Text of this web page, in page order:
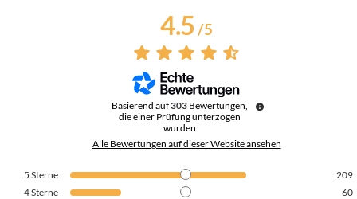
4.5/5
Basierend auf303 Bewertungen,
die einer Prüfung unterzogen
wurden
Alle Bewertungen auf dieser Website ansehen
5 Sterne
209
4Sterne
60